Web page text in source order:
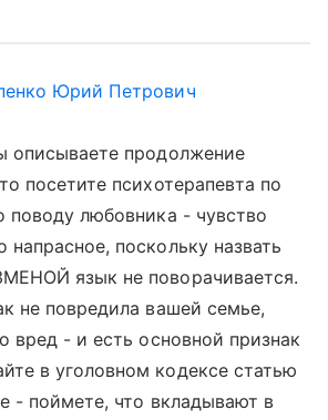
Юрий Петрович
описываете продолжение
посетите психотерапевта по
поводу любовника - чувство
поскольку назвать
язык не поворачивается.
не повредила вашей семье,
вред - и есть основной признак
в уголовном кодексе статью
- поймете, что вкладывают в